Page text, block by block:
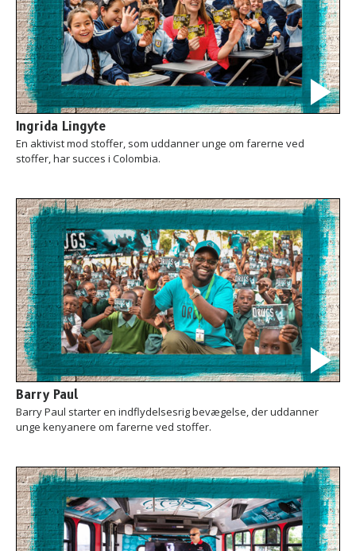
Ingrida Lingyte
En aktivist mod stoffer, som uddanner unge om farerne ved
stoffer, har succes i Colombia.
Barry Paul
Barry Paul starter en indflydelsesrig bevægelse, der uddanner
unge kenyanere om farerne ved stoffer.